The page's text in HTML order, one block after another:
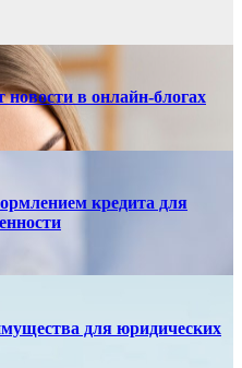
в онлайн-блогах
кредита для
для юридических